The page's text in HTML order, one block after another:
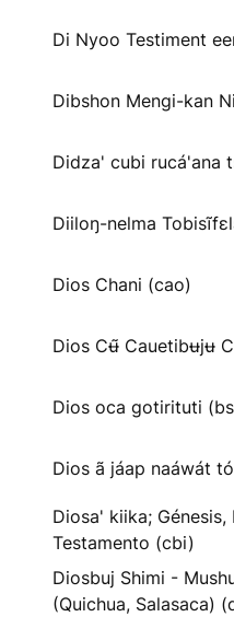
Di Nyoo Testiment
Dibshon Mengi-kan
Didza' cubi rucá'ana
Diiloŋ-nelma
Dios Chani (cao)
Dios Cʉ̃ Cauetibʉjʉ
Dios oca gotirituti
Dios ã jáap naáwát
Diosa' kiika;
Testamento (cbi)
Diosbuj Shimi -
(Quichua, Salasaca)